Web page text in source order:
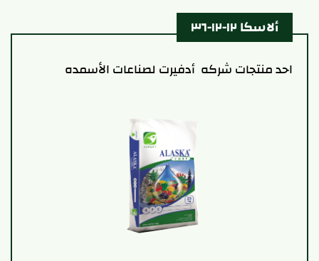
ألاسكا ١٢-١٢-٣٦
احد منتجات شركه أدفيرت لصناعات الأسمده